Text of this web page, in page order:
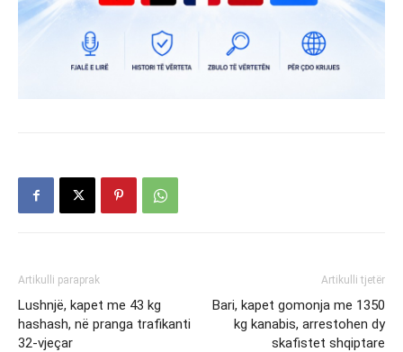
Artikulli paraprak
Lushnjë, kapet me 43 kg
hashash, në pranga trafikanti
32-vjeçar
Artikulli tjetër
Bari, kapet gomonja me 1350
kg kanabis, arrestohen dy
skafistet shqiptare